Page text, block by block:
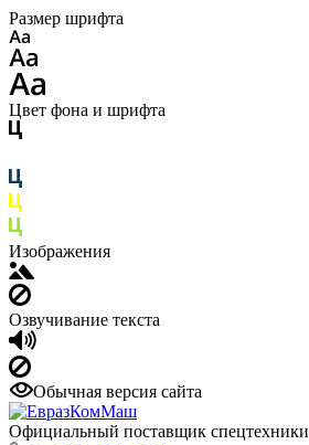
Размер шрифта
Цвет фона и шрифта
Изображения
Озвучивание текста
Обычная версия сайта
Официальный поставщик спецтехники